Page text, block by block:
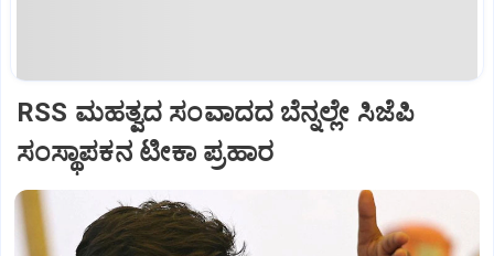
RSS ಮಹತ್ವದ ಸಂವಾದದ ಬೆನ್ನಲ್ಲೇ ಸಿಜೆಪಿ
ಸಂಸ್ಥಾಪಕನ ಟೀಕಾ ಪ್ರಹಾರ